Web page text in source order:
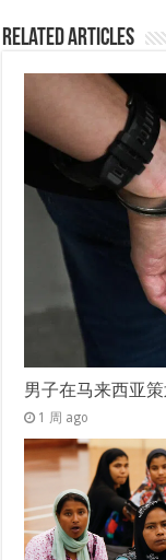
Related Articles
男子在马来西亚
1 周 ago